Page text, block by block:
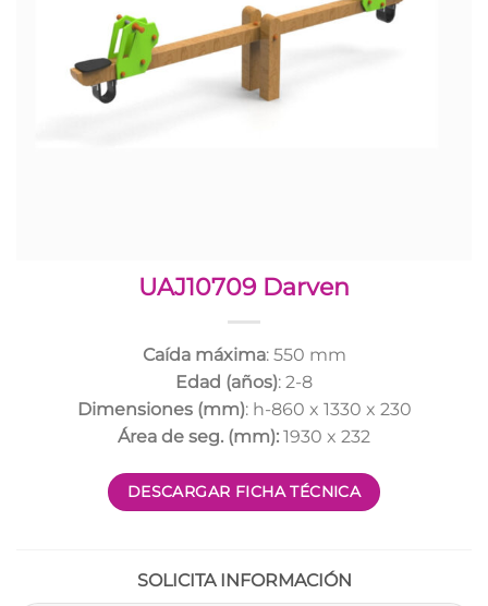
UAJ10709 Darven
Caída máxima: 550 mm
Edad (años): 2-8
Dimensiones (mm): h-860 x 1330 x 230
Área de seg. (mm): 1930 x 232
DESCARGAR FICHA TÉCNICA
SOLICITA INFORMACIÓN